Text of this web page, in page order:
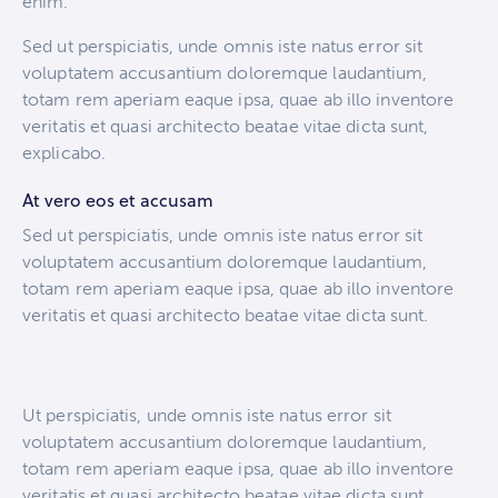
Sed ut perspiciatis, unde omnis iste natus error sit
voluptatem accusantium doloremque laudantium,
totam rem aperiam eaque ipsa, quae ab illo inventore
veritatis et quasi architecto beatae vitae dicta sunt,
explicabo.
At vero eos et accusam
Sed ut perspiciatis, unde omnis iste natus error sit
voluptatem accusantium doloremque laudantium,
totam rem aperiam eaque ipsa, quae ab illo inventore
veritatis et quasi architecto beatae vitae dicta sunt.
Ut perspiciatis, unde omnis iste natus error sit
voluptatem accusantium doloremque laudantium,
totam rem aperiam eaque ipsa, quae ab illo inventore